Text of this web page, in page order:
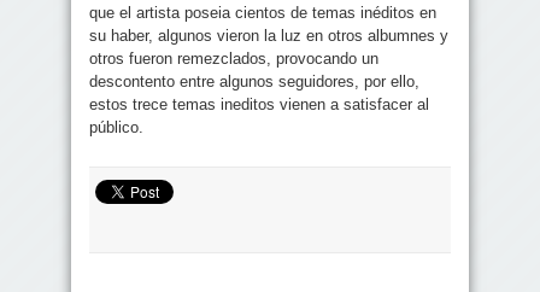
que el artista poseia cientos de temas inéditos en
su haber, algunos vieron la luz en otros albumnes y
otros fueron remezclados, provocando un
descontento entre algunos seguidores, por ello,
estos trece temas ineditos vienen a satisfacer al
público.